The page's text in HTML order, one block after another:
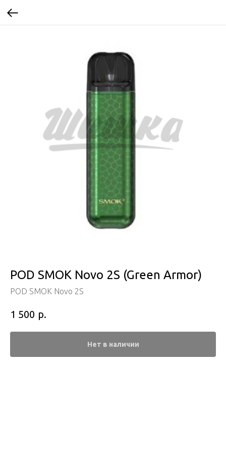
POD SMOK Novo 2S (Green Armor)
POD SMOK Novo 2S
1 500 р.
Нет в наличии